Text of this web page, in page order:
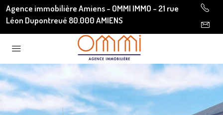
Agence immobilière Amiens - OMMI IMMO - 21 rue
Léon Dupontreué 80.000 AMIENS